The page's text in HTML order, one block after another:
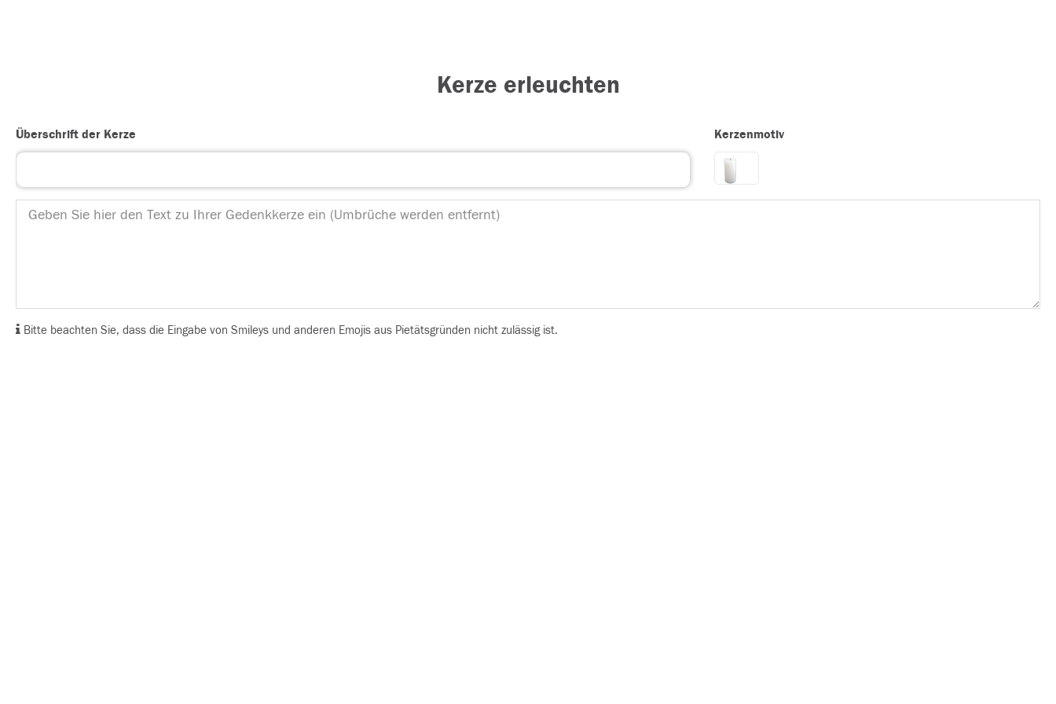
Kerze erleuchten
Überschrift der Kerze Kerzenmotiv
Bitte beachten Sie, dass die Eingabe von Smileys und anderen Emojis aus Pietätsgründen nicht zulässig ist.